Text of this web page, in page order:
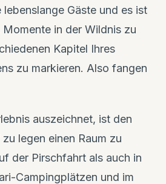
Gäste und es ist
in der Wildnis zu
Kapitel Ihres
zu markieren. Also fangen
auszeichnet, ist den
legen einen Raum zu
der Pirschfahrt als auch in
Campingplätzen und im